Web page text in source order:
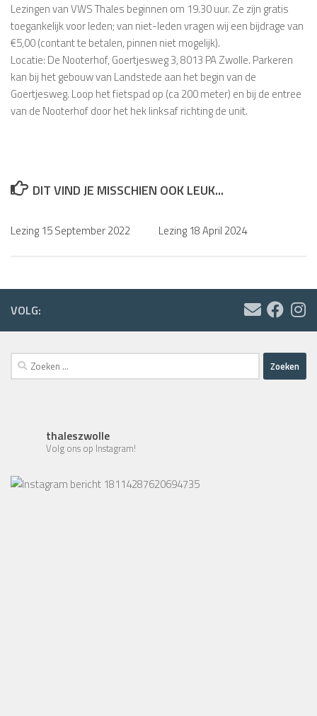
Lezingen van VWS Thales beginnen om 19.30 uur. Ze zijn gratis
toegankelijk voor leden; van niet-leden vragen wij een bijdrage van
€5,00 (contant te betalen, pinnen niet mogelijk).
Locatie: De Nooterhof, Goertjesweg 3, 8013 PA Zwolle. Parkeren
kan bij het gebouw van Landstede aan het begin van de
Goertjesweg. Loop het fietspad op (ca 200 meter) en bij de entree
van de Nooterhof door het hek linksaf richting de unit.
DIT VIND JE MISSCHIEN OOK LEUK...
Lezing 15 September 2022 Lezing 18 April 2024
VOLG:
Zoeken
naar:
thaleszwolle
Volg ons op Instagram!